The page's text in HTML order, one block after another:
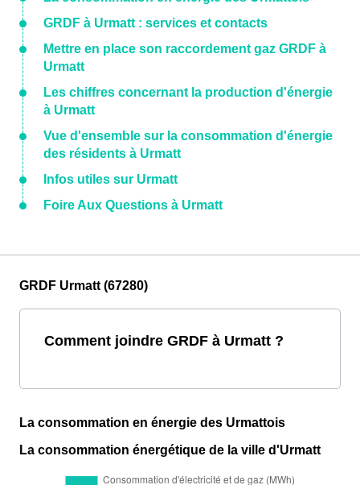
GRDF à Urmatt : services et contacts
Mettre en place son raccordement gaz GRDF à
Urmatt
Les chiffres concernant la production d'énergie
à Urmatt
Vue d'ensemble sur la consommation d'énergie
des résidents à Urmatt
Infos utiles sur Urmatt
Foire Aux Questions à Urmatt
GRDF Urmatt (67280)
Comment joindre GRDF à Urmatt ?
La consommation en énergie des Urmattois
La consommation énergétique de la ville d'Urmatt